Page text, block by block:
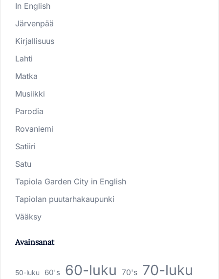
In English
Järvenpää
Kirjallisuus
Lahti
Matka
Musiikki
Parodia
Rovaniemi
Satiiri
Satu
Tapiola Garden City in English
Tapiolan puutarhakaupunki
Vääksy
Avainsanat
50-luku 60's 60-luku 70's 70-luku